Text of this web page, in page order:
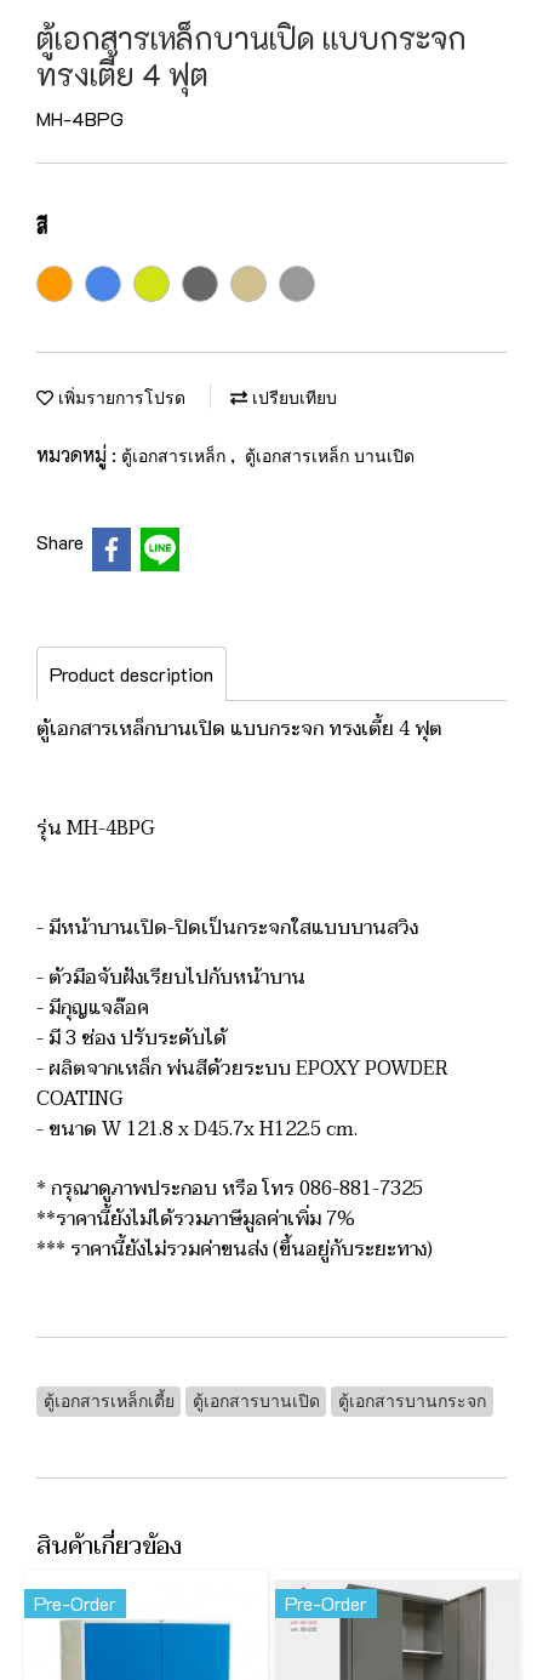
ตู้เอกสารเหล็กบานเปิด แบบกระจก
ทรงเตี้ย 4 ฟุต
MH-4BPG
สี
เพิ่มรายการโปรด เปรียบเทียบ
หมวดหมู่ : ตู้เอกสารเหล็ก , ตู้เอกสารเหล็ก บานเปิด
Share
Product description
ตู้เอกสารเหล็กบานเปิด แบบกระจก ทรงเตี้ย 4 ฟุต
รุ่น MH-4BPG
- มีหน้าบานเปิด-ปิดเป็นกระจกใสแบบบานสวิง
- ตัวมือจับฝังเรียบไปกับหน้าบาน
- มีกุญแจล๊อค
- มี 3 ช่อง ปรับระดับได้
- ผลิตจากเหล็ก พ่นสีด้วยระบบ EPOXY POWDER
COATING
- ขนาด W 121.8 x D45.7x H122.5 cm.
* กรุณาดูภาพประกอบ หรือ โทร 086-881-7325
**ราคานี้ยังไม่ได้รวมภาษีมูลค่าเพิ่ม 7%
*** ราคานี้ยังไม่รวมค่าขนส่ง (ขึ้นอยู่กับระยะทาง)
ตู้เอกสารเหล็กเตี้ย ตู้เอกสารบานเปิด ตู้เอกสารบานกระจก
สินค้าเกี่ยวข้อง
Pre-Order Pre-Order